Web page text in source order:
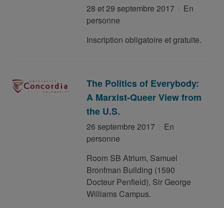
28 et 29 septembre 2017
En
personne
Inscription obligatoire et gratuite.
The Politics of Everybody:
A Marxist-Queer View from
the U.S.
26 septembre 2017
En
personne
Room SB Atrium, Samuel
Bronfman Building (1590
Docteur Penfield), Sir George
Williams Campus.